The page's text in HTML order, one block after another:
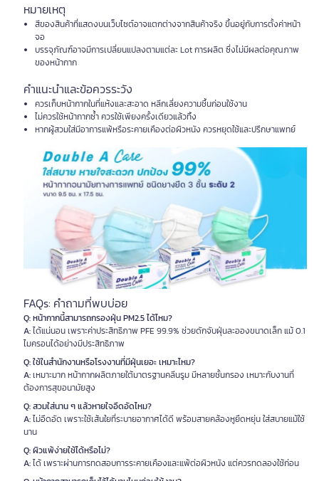
หมายเหตุ
สีของสินค้าที่แสดงบนเว็บไซต์อาจแตกต่างจากสินค้าจริง ขึ้นอยู่กับการตั้งค่าหน้า
จอ
บรรจุภัณฑ์อาจมีการเปลี่ยนแปลงตามแต่ละ Lot การผลิต ซึ่งไม่มีผลต่อคุณภาพ
ของหน้ากาก
คำแนะนำและข้อควรระวัง
ควรเก็บหน้ากากในที่แห้งและสะอาด หลีกเลี่ยงความชื้นก่อนใช้งาน
ไม่ควรใช้หน้ากากซ้ำ ควรใช้เพียงครั้งเดียวแล้วทิ้ง
หากผู้สวมใส่มีอาการแพ้หรือระคายเคืองต่อผิวหนัง ควรหยุดใช้และปรึกษาแพทย์
FAQs: คำถามที่พบบ่อย
Q: หน้ากากนี้สามารถกรองฝุ่น PM2.5 ได้ไหม?
A:ได้แน่นอน เพราะค่าประสิทธิภาพ PFE 99.9% ช่วยดักจับฝุ่นละอองขนาดเล็ก แม้ 0.1
ไมครอนได้อย่างมีประสิทธิภาพ
Q: ใช้ในสำนักงานหรือโรงงานที่มีฝุ่นเยอะ เหมาะไหม?
A:เหมาะมาก หน้ากากผลิตภายใต้มาตรฐานคลีนรูม มีหลายชั้นกรอง เหมาะกับงานที่
ต้องการสุขอนามัยสูง
Q: สวมใส่นาน ๆ แล้วหายใจอึดอัดไหม?
A:ไม่อึดอัด เพราะใช้เส้นใยที่ระบายอากาศได้ดี พร้อมสายคล้องหูยืดหยุ่น ใส่สบายแม้ใช้
นาน
Q: ผิวแพ้ง่ายใช้ได้หรือไม่?
A:ได้ เพราะผ่านการทดสอบการระคายเคืองและแพ้ต่อผิวหนัง แต่ควรทดลองใช้ก่อน